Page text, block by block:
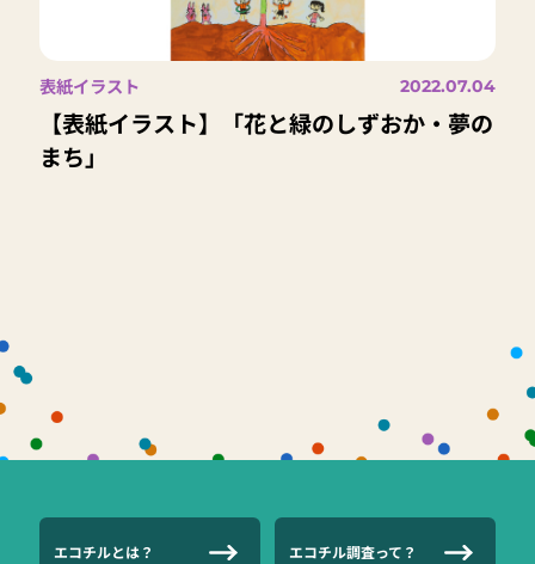
表紙イラスト 2022.07.04
【表紙イラスト】「花と緑のしずおか・夢の
まち」
エコチルとは？ エコチル調査って？